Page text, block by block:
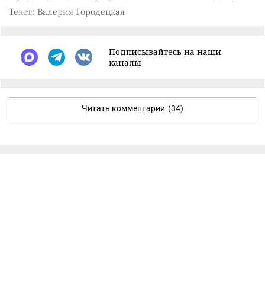
Текст: Валерия Городецкая
Подписывайтесь на наши
каналы
Читать комментарии (34)